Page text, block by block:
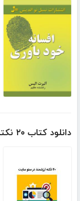
دانلود کتاب ۲۰ نکته ارزشمند در سئو سایت